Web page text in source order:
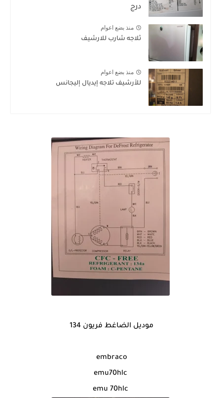
درج
منذ بضع اعوام
ثلاجه شارب للارشيف
منذ بضع اعوام
للأرشيف تلاجه إيديال إليجانس
موديل الضاغط فريون 134
embraco
emu70hlc
emu 70hlc